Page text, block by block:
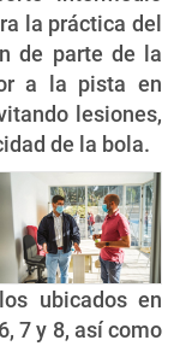
la práctica del
de parte de la
a la pista en
lesiones,
de la bola.
ubicados en
7 y 8, así como